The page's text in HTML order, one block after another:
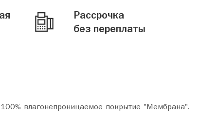
Рассрочка
без переплаты
влагонепроницаемое покрытие "Мембрана".